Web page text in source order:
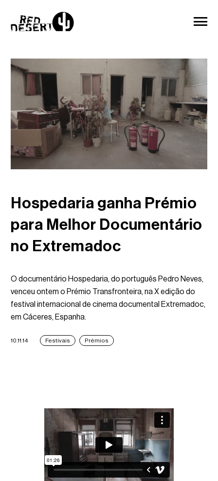
Hospedaria ganha Prémio
para Melhor Documentário
no Extremadoc
O documentário Hospedaria, do português Pedro Neves,
venceu ontem o Prémio Transfronteira, na X edição do
festival internacional de cinema documental Extremadoc,
em Cáceres, Espanha.
10.11.14 Festivais Prémios